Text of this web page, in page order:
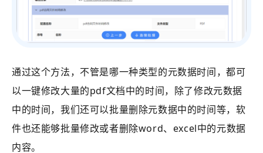
通过这个方法，不管是哪一种类型的元数据时间，都可
以一键修改大量的pdf文档中的时间，除了修改元数据
中的时间，我们还可以批量删除元数据中的时间等，软
件也还能够批量修改或者删除word、excel中的元数据
内容。